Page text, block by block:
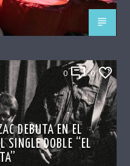
0 0
DEBUTA EN EL
SINGLE DOBLE “EL